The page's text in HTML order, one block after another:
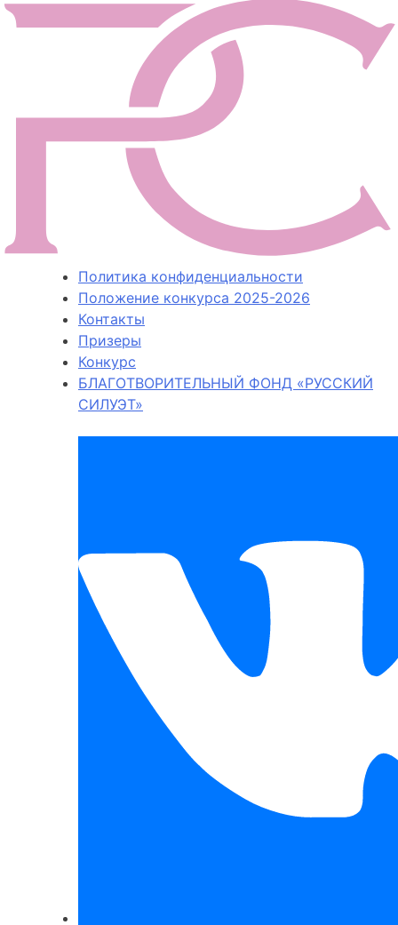
Политика конфиденциальности
Положение конкурса 2025-2026
Контакты
Призеры
Конкурс
БЛАГОТВОРИТЕЛЬНЫЙ ФОНД «РУССКИЙ
СИЛУЭТ»